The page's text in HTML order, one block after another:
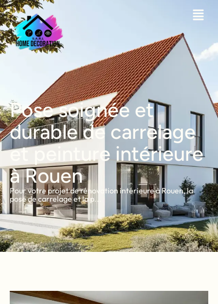
Pose soignée et
durable de carrelage
et peinture intérieure
à Rouen
Pour votre projet de rénovation intérieure à Rouen, la
pose de carrelage et la p...